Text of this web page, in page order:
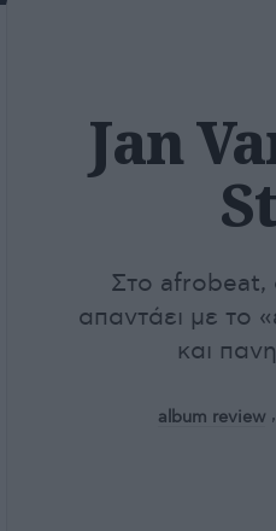
Jan
Στο afrobeat,
απαντάει με το
και
album review